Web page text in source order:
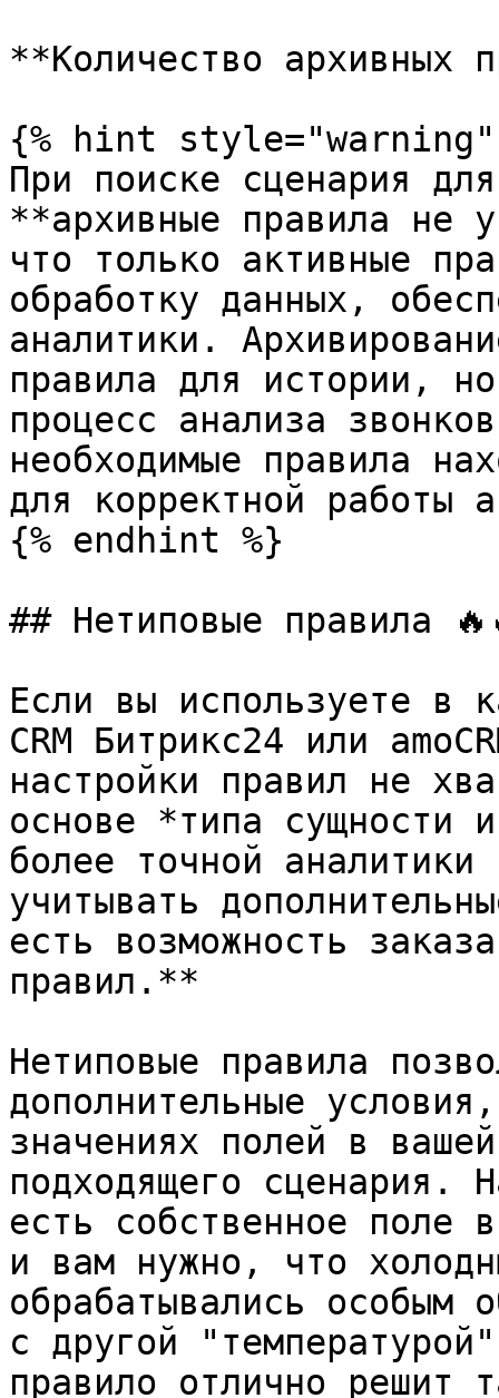
**Количество архивных
{% hint style="warning"
При поиске сценария
**архивные правила не
что только активные
обработку данных,
аналитики.
правила для истории,
процесс анализа
необходимые правила
для корректной работы
{% endhint %}
## Нетиповые правила
Если вы используете в
CRM Битрикс24 или
настройки правил не
основе *типа
более точной аналитики
учитывать
есть возможность
правил.**
Нетиповые правила
дополнительные
значениях полей в
подходящего сценария.
есть собственное поле
и вам нужно, что
обрабатывались особым
с другой
правило отлично решит